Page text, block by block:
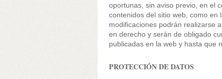
oportunas, sin aviso previo, en el
contenidos del sitio web, como en
modificaciones podrán realizarse
en derecho y serán de obligado
publicadas en la web y hasta que
PROTECCIÓN DE DATOS